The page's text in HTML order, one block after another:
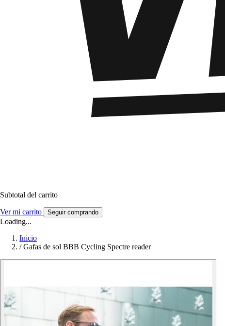
Subtotal del carrito
Ver mi carrito Seguir comprando
Loading...
Inicio
/ Gafas de sol BBB Cycling Spectre reader